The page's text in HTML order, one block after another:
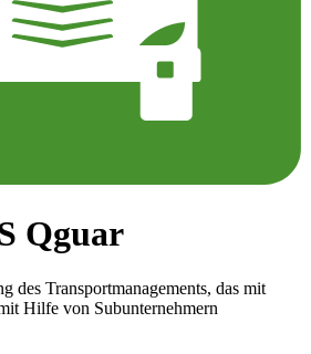
Qguar
des Transportmanagements, das mit
Hilfe von Subunternehmern